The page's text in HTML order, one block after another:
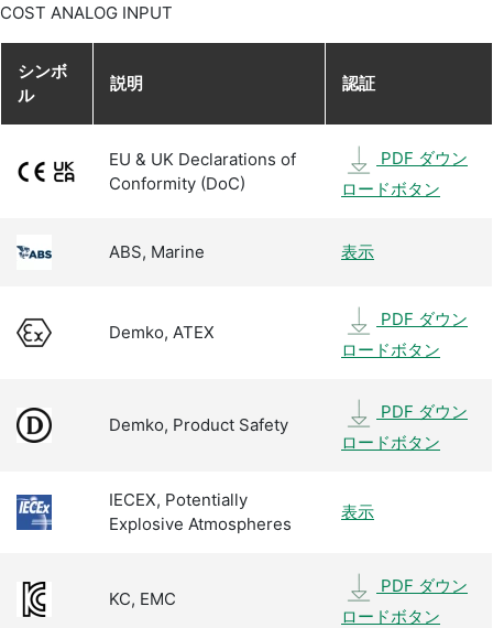
COST ANALOG INPUT
シンボ
ル
説明 認証
EU & UK Declarations of
Conformity (DoC)
PDF ダウン
ロードボタン
ABS, Marine 表示
Demko, ATEX
PDF ダウン
ロードボタン
Demko, Product Safety
PDF ダウン
ロードボタン
IECEX, Potentially
Explosive Atmospheres
表示
KC, EMC
PDF ダウン
ロードボタン